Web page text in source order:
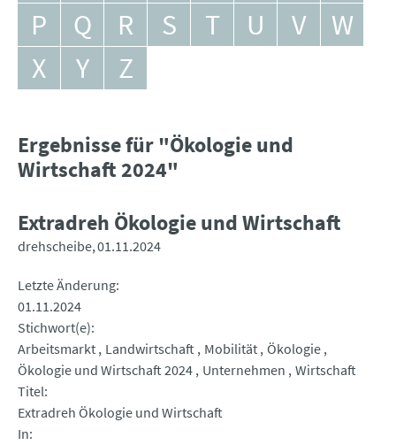
P
Q R S T U V
W
X
Y Z
Ergebnisse für "Ökologie und
Wirtschaft 2024"
Extradreh Ökologie und Wirtschaft
drehscheibe 01.11.2024
Letzte Änderung
01.11.2024
Stichwort(e)
Arbeitsmarkt Landwirtschaft Mobilität Ökologie
Ökologie und Wirtschaft 2024 Unternehmen Wirtschaft
Titel
Extradreh Ökologie und Wirtschaft
In